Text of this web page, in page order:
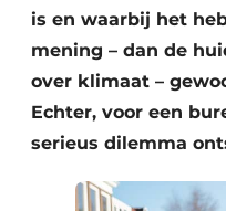
is en waarbij het
mening – dan de
over klimaat –
Echter, voor een
serieus dilemma